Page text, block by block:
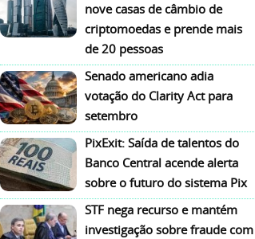
nove casas de câmbio de
criptomoedas e prende mais
de 20 pessoas
Senado americano adia
votação do Clarity Act para
setembro
PixExit: Saída de talentos do
Banco Central acende alerta
sobre o futuro do sistema Pix
STF nega recurso e mantém
investigação sobre fraude com